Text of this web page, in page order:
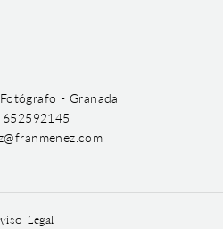
- Granada
Legal